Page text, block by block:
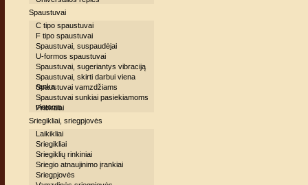
Spaustuvai
C tipo spaustuvai
F tipo spaustuvai
Spaustuvai, suspaudėjai
U-formos spaustuvai
Spaustuvai, sugeriantys vibraciją
Spaustuvai, skirti darbui viena
ranka
Spaustuvai vamzdžiams
Spaustuvai sunkiai pasiekiamoms
vietoms
Priekalai
Sriegikliai, sriegpjovės
Laikikliai
Sriegikliai
Sriegiklių rinkiniai
Sriegio atnaujinimo įrankiai
Sriegpjovės